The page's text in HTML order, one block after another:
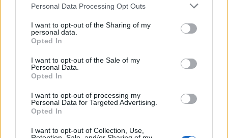
Personal Data Processing Opt Outs
I want to opt-out of the Sharing of my
personal data.
Opted In
I want to opt-out of the Sale of my
Personal Data.
Opted In
I want to opt-out of processing my
Personal Data for Targeted Advertising.
Opted In
I want to opt-out of Collection, Use,
Διεθνή Ημέρα Μουσείων
Τη Δευτέρα ξεκινούν οι αιτήσεις εγγραφής/
επανεγγραφής στον Παιδικό Σταθμό Δήμου
Νότιας Κυνουρίας
Ο Μανώλης Δολιανίτης πάντρεψε τον
Αντιδήμαρχο Νότιας Κυνουρίας
Διάβασε περισσότερα